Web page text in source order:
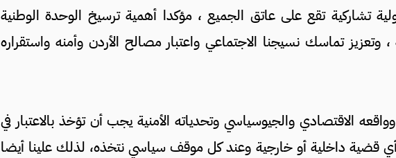
تشاركية تقع على عاتق الجميع ، مؤكدا أهمية ترسيخ الوحدة الوطنية
، وتعزيز تماسك نسيجنا الاجتماعي واعتبار مصالح الأردن وأمنه واستقراره
الاقتصادي والجيوسياسي وتحدياته الأمنية يجب أن تؤخذ بالاعتبار في
أي قضية داخلية أو خارجية وعند كل موقف سياسي نتخذه، لذلك علينا أيضا